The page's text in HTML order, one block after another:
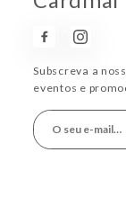
Subscreva a
eventos e